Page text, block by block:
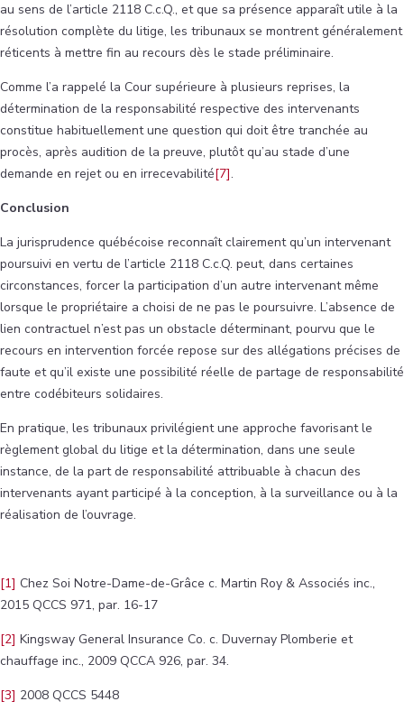
au sens de l’article 2118 C.c.Q., et que sa présence apparaît utile à la
résolution complète du litige, les tribunaux se montrent généralement
réticents à mettre fin au recours dès le stade préliminaire.
Comme l’a rappelé la Cour supérieure à plusieurs reprises, la
détermination de la responsabilité respective des intervenants
constitue habituellement une question qui doit être tranchée au
procès, après audition de la preuve, plutôt qu’au stade d’une
demande en rejet ou en irrecevabilité[7].
Conclusion
La jurisprudence québécoise reconnaît clairement qu’un intervenant
poursuivi en vertu de l’article 2118 C.c.Q. peut, dans certaines
circonstances, forcer la participation d’un autre intervenant même
lorsque le propriétaire a choisi de ne pas le poursuivre. L’absence de
lien contractuel n’est pas un obstacle déterminant, pourvu que le
recours en intervention forcée repose sur des allégations précises de
faute et qu’il existe une possibilité réelle de partage de responsabilité
entre codébiteurs solidaires.
En pratique, les tribunaux privilégient une approche favorisant le
règlement global du litige et la détermination, dans une seule
instance, de la part de responsabilité attribuable à chacun des
intervenants ayant participé à la conception, à la surveillance ou à la
réalisation de l’ouvrage.
[1] Chez Soi Notre-Dame-de-Grâce c. Martin Roy & Associés inc.,
2015 QCCS 971, par. 16-17
[2] Kingsway General Insurance Co. c. Duvernay Plomberie et
chauffage inc., 2009 QCCA 926, par. 34.
[3] 2008 QCCS 5448